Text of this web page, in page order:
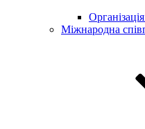
Міжнародна